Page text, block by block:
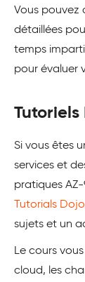
Vous pouvez
détaillées
temps
pour évaluer
Tutoriels
Si vous êtes
services et
pratiques
Tutorials Dojo
sujets et un
Le cours
cloud, les